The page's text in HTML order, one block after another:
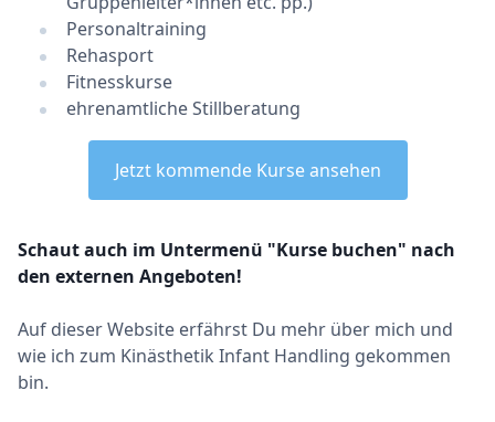
Personaltraining
Rehasport
Fitnesskurse
ehrenamtliche Stillberatung
Jetzt kommende Kurse ansehen
Schaut auch im Untermenü "Kurse buchen" nach
den externen Angeboten!
Auf dieser Website erfährst Du mehr über mich und
wie ich zum Kinästhetik Infant Handling gekommen
bin.